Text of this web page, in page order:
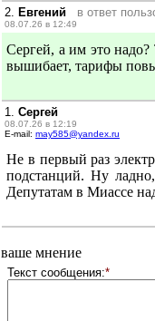
2. Евгений в ответ
08.07.26 в 12:49
Сергей, а им это надо?
вышибает, тарифы
1. Сергей
08.07.26 в 12:19
E-mail: may585@yandex.ru
Не в первый раз
подстанций. Ну
Депутатам в Миассе
ваше мнение
Текст сообщения:*